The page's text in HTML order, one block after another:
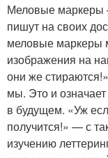
Меловые маркеры
пишут на своих
меловые маркеры
изображения на
они же
мы. Это и
в будущем. «Уж
получится!» — с
изучению